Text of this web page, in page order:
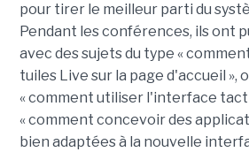
pour tirer le meilleur parti du
Pendant les conférences, ils ont
avec des sujets du type «
tuiles Live sur la page d'accueil »,
« comment utiliser l'interface
« comment concevoir des
bien adaptées à la nouvelle